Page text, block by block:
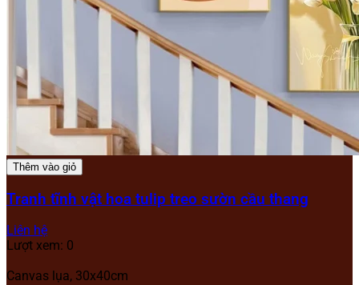
Thêm vào giỏ
Tranh tĩnh vật hoa tulip treo sườn cầu thang
Liên hệ
Lượt xem: 0
Canvas lụa, 30x40cm